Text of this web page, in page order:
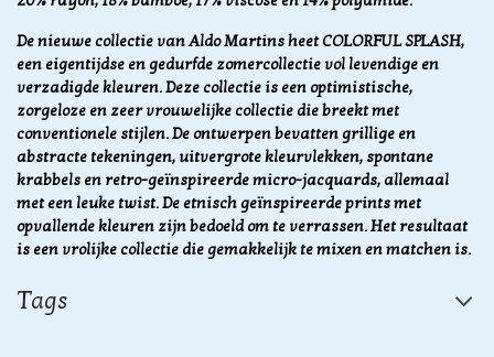
De nieuwe collectie van Aldo Martins heet COLORFUL SPLASH,
een ​​eigentijdse en gedurfde zomercollectie vol levendige en
verzadigde kleuren. Deze collectie is een optimistische,
zorgeloze en zeer vrouwelijke collectie die breekt met
conventionele stijlen. De ontwerpen bevatten grillige en
abstracte tekeningen, uitvergrote kleurvlekken, spontane
krabbels en retro-geïnspireerde micro-jacquards, allemaal
met een leuke twist. De etnisch geïnspireerde prints met
opvallende kleuren zijn bedoeld om te verrassen. Het resultaat
is een vrolijke collectie die gemakkelijk te mixen en matchen is.
Tags